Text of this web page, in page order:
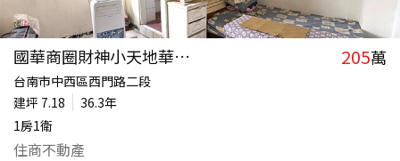
國華商圈財神小天地華廈套房B 205萬
台南市中西區西門路二段
建坪 7.18
36.3年
1房1衛
住商不動產